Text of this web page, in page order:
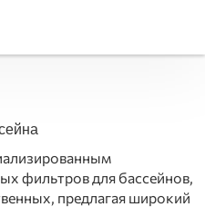
фильтров для бассейнов,
предлагая широкий